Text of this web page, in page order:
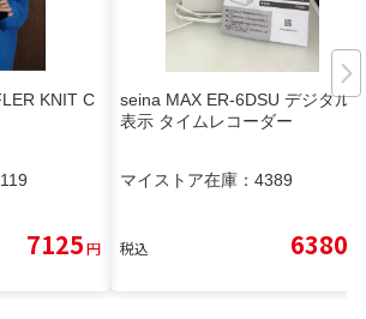
KNIT C
7125円
seina MAX ER-6DSU デジタル
表示 タイムレコーダー
マイストア在庫： 4389
税込 6380